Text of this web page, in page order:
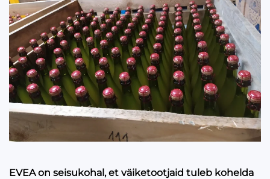
EVEA on seisukohal, et väiketootjaid tuleb kohelda